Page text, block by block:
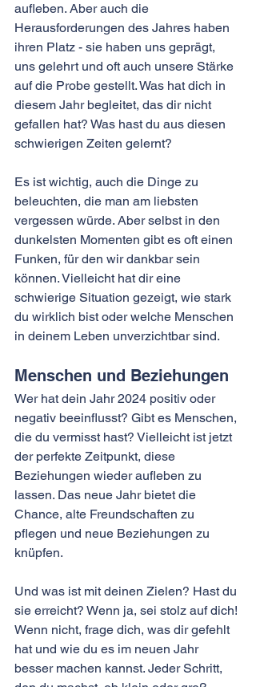
aufleben. Aber auch die
Herausforderungen des Jahres haben
ihren Platz - sie haben uns geprägt,
uns gelehrt und oft auch unsere Stärke
auf die Probe gestellt. Was hat dich in
diesem Jahr begleitet, das dir nicht
gefallen hat? Was hast du aus diesen
schwierigen Zeiten gelernt?
Es ist wichtig, auch die Dinge zu
beleuchten, die man am liebsten
vergessen würde. Aber selbst in den
dunkelsten Momenten gibt es oft einen
Funken, für den wir dankbar sein
können. Vielleicht hat dir eine
schwierige Situation gezeigt, wie stark
du wirklich bist oder welche Menschen
in deinem Leben unverzichtbar sind.
Menschen und Beziehungen
Wer hat dein Jahr 2024 positiv oder
negativ beeinflusst? Gibt es Menschen,
die du vermisst hast? Vielleicht ist jetzt
der perfekte Zeitpunkt, diese
Beziehungen wieder aufleben zu
lassen. Das neue Jahr bietet die
Chance, alte Freundschaften zu
pflegen und neue Beziehungen zu
knüpfen.
Und was ist mit deinen Zielen? Hast du
sie erreicht? Wenn ja, sei stolz auf dich!
Wenn nicht, frage dich, was dir gefehlt
hat und wie du es im neuen Jahr
besser machen kannst. Jeder Schritt,